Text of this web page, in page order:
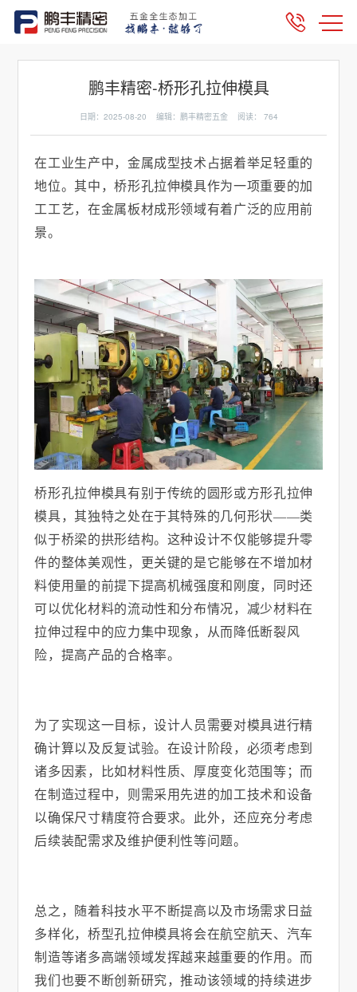
鹏丰精密-桥形孔拉伸模具
日期：2025-08-20 编辑：鹏丰精密五金 阅读： 764
在工业生产中，金属成型技术占据着举足轻重的
地位。其中，桥形孔拉伸模具作为一项重要的加
工工艺，在金属板材成形领域有着广泛的应用前
景。
桥形孔拉伸模具有别于传统的圆形或方形孔拉伸
模具，其独特之处在于其特殊的几何形状——类
似于桥梁的拱形结构。这种设计不仅能够提升零
件的整体美观性，更关键的是它能够在不增加材
料使用量的前提下提高机械强度和刚度，同时还
可以优化材料的流动性和分布情况，减少材料在
拉伸过程中的应力集中现象，从而降低断裂风
险，提高产品的合格率。
为了实现这一目标，设计人员需要对模具进行精
确计算以及反复试验。在设计阶段，必须考虑到
诸多因素，比如材料性质、厚度变化范围等；而
在制造过程中，则需采用先进的加工技术和设备
以确保尺寸精度符合要求。此外，还应充分考虑
后续装配需求及维护便利性等问题。
总之，随着科技水平不断提高以及市场需求日益
多样化，桥型孔拉伸模具将会在航空航天、汽车
制造等诸多高端领域发挥越来越重要的作用。而
我们也要不断创新研究，推动该领域的持续进步